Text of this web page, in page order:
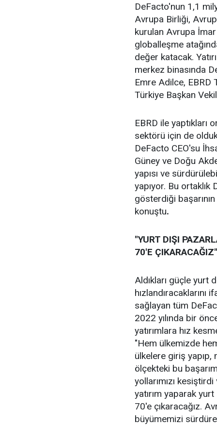
DeFacto'nun 1,1
Avrupa Birliği,
kurulan Avrupa İmar
globalleşme
değer katacak.
merkez binasında
Emre Adilce, EBRD
Türkiye Başkan
EBRD ile yaptıkları
sektörü için de
DeFacto CEO'su
Güney ve Doğu
yapısı ve
yapıyor. Bu ortaklık
gösterdiği
konuştu.
"YURT DIŞI
70'E ÇIKARACAĞIZ"
Aldıkları güçle yurt
sağlayan tüm
2022 yılında bir
yatırımlara hız
"Hem ülkemizde
ülkelere giriş yapıp,
ölçekteki bu
yollarımızı
yatırım yaparak
70'e çıkaracağız.
büyümemizi